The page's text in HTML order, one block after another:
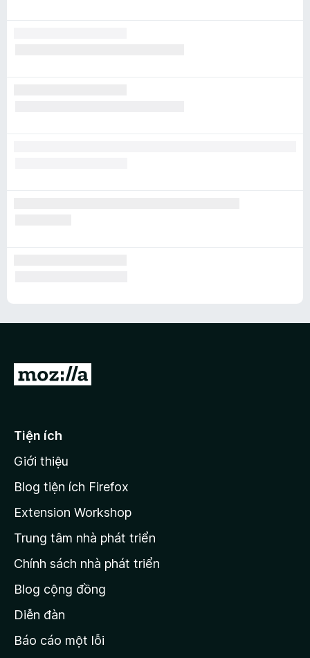
Đ
ế
t
r
n
g
c
ủ
M
o
Tiện ích
Giới thiệu
Blog tiện ích Firefox
Extension Workshop
Trung tâm nhà phát triển
Chính sách nhà phát triển
Blog cộng đồng
Diễn đàn
Báo cáo một lỗi